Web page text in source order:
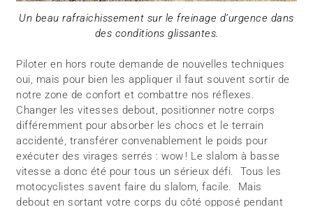
Un beau rafraichissement sur le freinage d’urgence dans
des conditions glissantes.
Piloter en hors route demande de nouvelles techniques
oui, mais pour bien les appliquer il faut souvent sortir de
notre zone de confort et combattre nos réflexes.
Changer les vitesses debout, positionner notre corps
différemment pour absorber les chocs et le terrain
accidenté, transférer convenablement le poids pour
exécuter des virages serrés : wow ! Le slalom à basse
vitesse a donc été pour tous un sérieux défi. Tous les
motocyclistes savent faire du slalom, facile. Mais
debout en sortant votre corps du côté opposé pendant